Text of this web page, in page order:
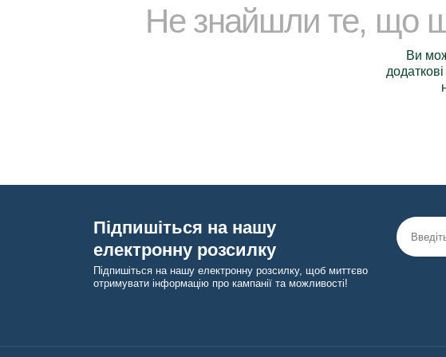
Не знайшли те, що
Ви
Підпишіться на нашу
електронну розсилку
Підпишіться на нашу електронну розсилку, щоб миттєво
отримувати інформацію про кампанії та можливості!